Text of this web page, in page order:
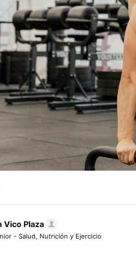
Vico Plaza
- Salud, Nutrición y Ejercicio